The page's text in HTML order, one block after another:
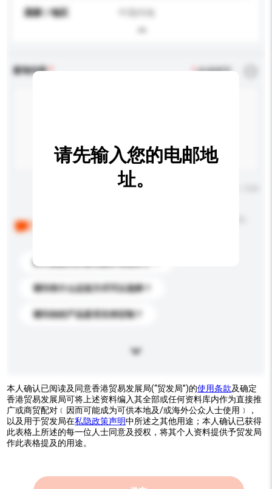
国家 / 地区
查询内容 *必须填写
你们能提供的最优惠价格是多少？
请问有什么运送方式可以选择？
请问你的产品是否支持定制？
请先输入您的电邮地
址。
本人确认已阅读及同意香港贸易发展局(“贸发局”)的使用条款及确定
香港贸易发展局可将上述资料编入其全部或任何资料库内作为直接推
广或商贸配对﹝因而可能成为可供本地及/或海外公众人士使用﹞，
以及用于贸发局在私隐政策声明中所述之其他用途；本人确认已获得
此表格上所述的每一位人士同意及授权，将其个人资料提供予贸发局
作此表格提及的用途。